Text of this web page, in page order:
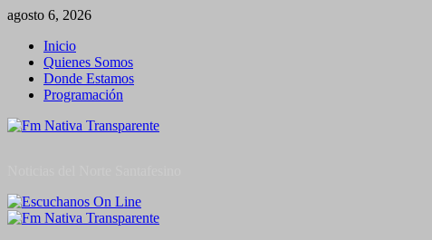
Saltar
contenido
agosto 6, 2026
Inicio
Quienes Somos
Donde Estamos
Programación
Menú